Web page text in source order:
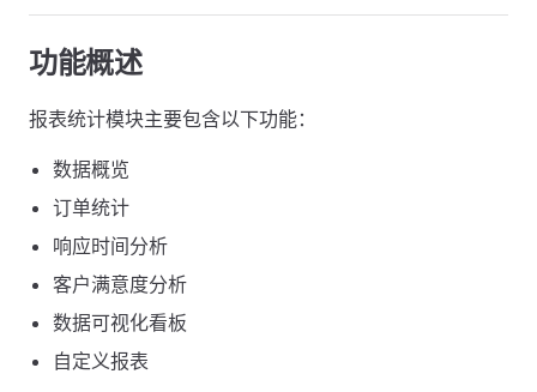
功能概述
报表统计模块主要包含以下功能：
数据概览
订单统计
响应时间分析
客户满意度分析
数据可视化看板
自定义报表